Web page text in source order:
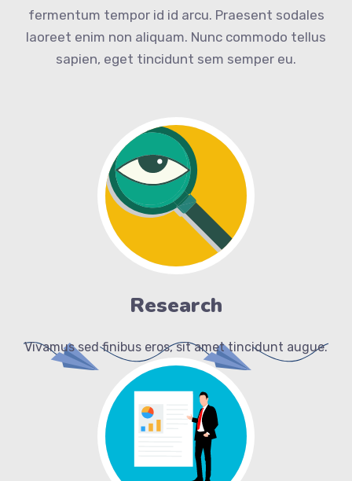
fermentum tempor id id arcu. Praesent sodales
laoreet enim non aliquam. Nunc commodo tellus
sapien, eget tincidunt sem semper eu.
Research
Vivamus sed finibus eros, sit amet tincidunt augue.